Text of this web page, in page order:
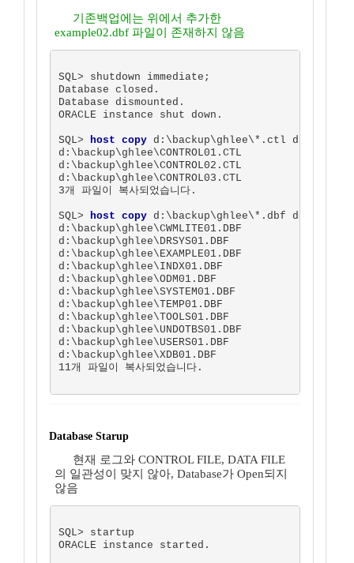
기존백업에는 위에서 추가한
example02.dbf 파일이 존재하지 않음
SQL> shutdown immediate;
Database closed.
Database dismounted.
ORACLE instance shut down.
SQL> host copy d:\backup\ghlee\*.ctl
d:\backup\ghlee\CONTROL01.CTL
d:\backup\ghlee\CONTROL02.CTL
d:\backup\ghlee\CONTROL03.CTL
3개 파일이 복사되었습니다.
SQL> host copy d:\backup\ghlee\*.dbf
d:\backup\ghlee\CWMLITE01.DBF
d:\backup\ghlee\DRSYS01.DBF
d:\backup\ghlee\EXAMPLE01.DBF
d:\backup\ghlee\INDX01.DBF
d:\backup\ghlee\ODM01.DBF
d:\backup\ghlee\SYSTEM01.DBF
d:\backup\ghlee\TEMP01.DBF
d:\backup\ghlee\TOOLS01.DBF
d:\backup\ghlee\UNDOTBS01.DBF
d:\backup\ghlee\USERS01.DBF
d:\backup\ghlee\XDB01.DBF
11개 파일이 복사되었습니다.
Database Starup
현재 로그와 CONTROL FILE, DATA FILE
의 일관성이 맞지 않아, Database가 Open되지
않음
SQL> startup
ORACLE instance started.